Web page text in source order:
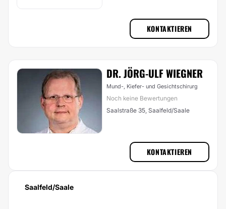
KONTAKTIEREN
DR. JÖRG-ULF WIEGNER
Mund-, Kiefer- und Gesichtschirurg
Noch keine Bewertungen
Saalstraße 35, Saalfeld/Saale
KONTAKTIEREN
Saalfeld/Saale